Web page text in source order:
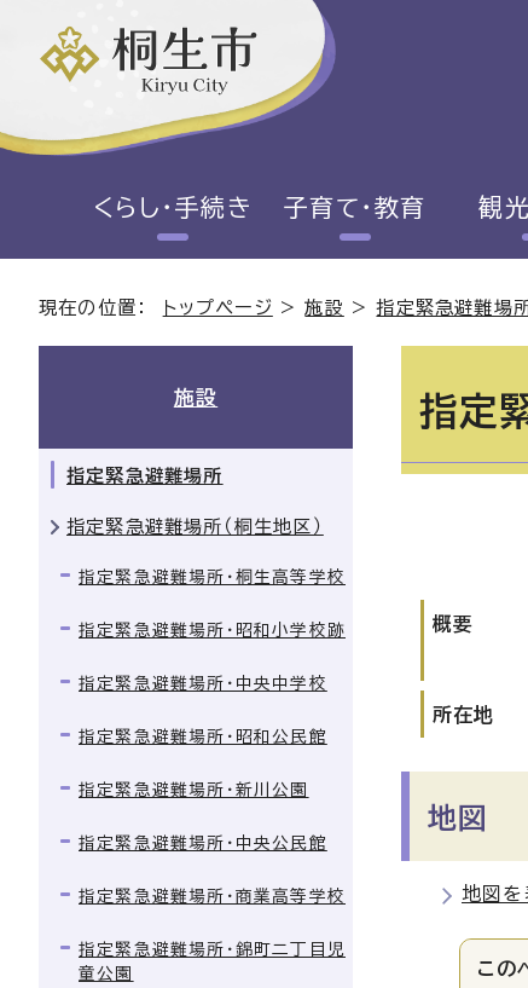
くらし・手続き 子育て・教育 観
現在の位置： トップページ >施設 >指定緊急避難場
指定
概要
所在地
地図
地図を
この
施設
指定緊急避難場所
指定緊急避難場所（桐生地区）
指定緊急避難場所・桐生高等学校
指定緊急避難場所・昭和小学校跡
指定緊急避難場所・中央中学校
指定緊急避難場所・昭和公民館
指定緊急避難場所・新川公園
指定緊急避難場所・中央公民館
指定緊急避難場所・商業高等学校
指定緊急避難場所・錦町二丁目児
童公園